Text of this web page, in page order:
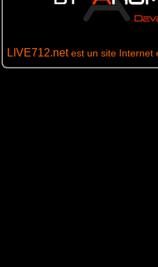
LIVE712.netest un site Internet